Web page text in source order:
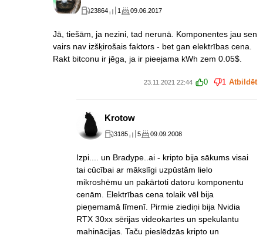
23864 1 09.06.2017
Jā, tiešām, ja nezini, tad nerunā. Komponentes jau sen
vairs nav izšķirošais faktors - bet gan elektrības cena.
Rakt bitconu ir jēga, ja ir pieejama kWh zem 0.05$.
23.11.2021 22:44 0 1 Atbildēt
Krotow
3185 5 09.09.2008
Izpi.... un Bradype..ai - kripto bija sākums visai
tai cūcībai ar mākslīgi uzpūstām lielo
mikroshēmu un pakārtoti datoru komponentu
cenām. Elektrības cena tolaik vēl bija
pieņemamā līmenī. Pirmie ziediņi bija Nvidia
RTX 30xx sērijas videokartes un spekulantu
mahinācijas. Taču pieslēdzās kripto un